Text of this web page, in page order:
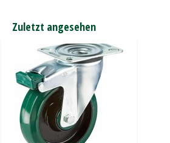
Zuletzt angesehen